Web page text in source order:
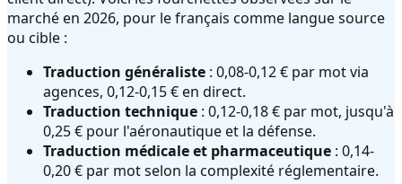
marché en 2026, pour le français comme langue source
ou cible :
Traduction généraliste : 0,08-0,12 € par mot via
agences, 0,12-0,15 € en direct.
Traduction technique : 0,12-0,18 € par mot, jusqu'à
0,25 € pour l'aéronautique et la défense.
Traduction médicale et pharmaceutique : 0,14-
0,20 € par mot selon la complexité réglementaire.